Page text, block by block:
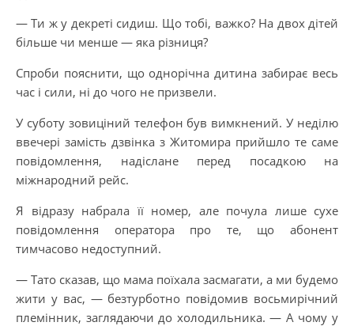
— Ти ж у декреті сидиш. Що тобі, важко? На двох дітей
більше чи менше — яка різниця?
Спроби пояснити, що однорічна дитина забирає весь
час і сили, ні до чого не призвели.
У суботу зовиціний телефон був вимкнений. У неділю
ввечері замість дзвінка з Житомира прийшло те саме
повідомлення, надіслане перед посадкою на
міжнародний рейс.
Я відразу набрала її номер, але почула лише сухе
повідомлення оператора про те, що абонент
тимчасово недоступний.
— Тато сказав, що мама поїхала засмагати, а ми будемо
жити у вас, — безтурботно повідомив восьмирічний
племінник, заглядаючи до холодильника. — А чому у